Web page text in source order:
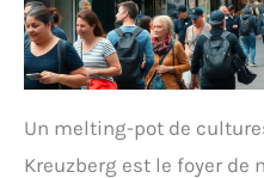
Un melting-pot de
Kreuzberg est le foyer